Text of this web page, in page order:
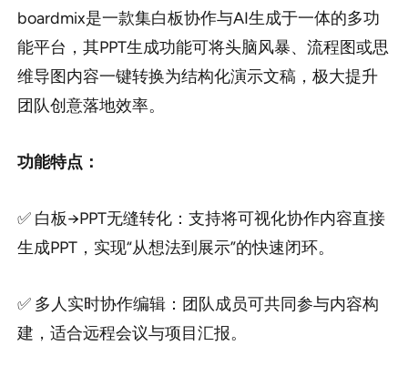
boardmix是一款集白板协作与AI生成于一体的多功
能平台，其PPT生成功能可将头脑风暴、流程图或思
维导图内容一键转换为结构化演示文稿，极大提升
团队创意落地效率。
功能特点：
✅ 白板→PPT无缝转化：支持将可视化协作内容直接
生成PPT，实现“从想法到展示”的快速闭环。
✅ 多人实时协作编辑：团队成员可共同参与内容构
建，适合远程会议与项目汇报。